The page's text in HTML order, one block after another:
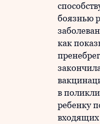
боязнью
как
в
ребенку